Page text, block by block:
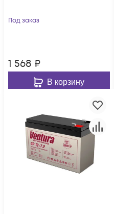
Под заказ
1 568 ₽
В корзину